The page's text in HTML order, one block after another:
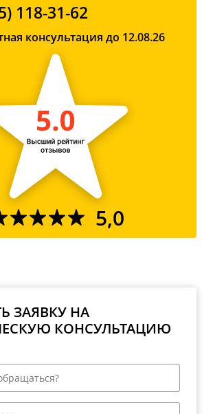
118-31-62
консультация до 12.08.26
5,0
ЗАЯВКУ НА
КОНСУЛЬТАЦИЮ